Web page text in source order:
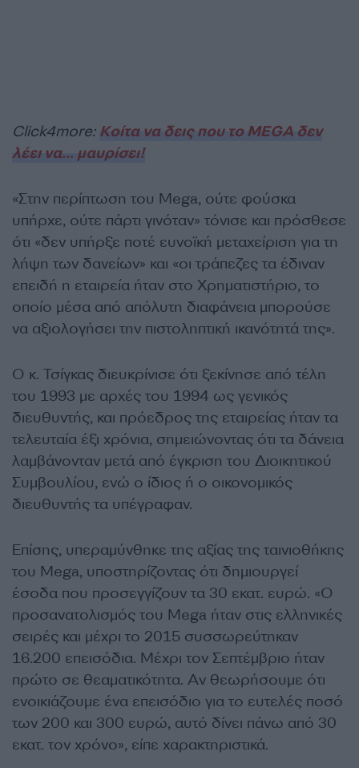
Click4more: Κοίτα να δεις που το MEGA δεν
λέει να… μαυρίσει!
«Στην περίπτωση του Mega, ούτε φούσκα
υπήρχε, ούτε πάρτι γινόταν» τόνισε και πρόσθεσε
ότι «δεν υπήρξε ποτέ ευνοϊκή μεταχείριση για τη
λήψη των δανείων» και «οι τράπεζες τα έδιναν
επειδή η εταιρεία ήταν στο Χρηματιστήριο, το
οποίο μέσα από απόλυτη διαφάνεια μπορούσε
να αξιολογήσει την πιστοληπτική ικανότητά της».
Ο κ. Τσίγκας διευκρίνισε ότι ξεκίνησε από τέλη
του 1993 με αρχές του 1994 ως γενικός
διευθυντής, και πρόεδρος της εταιρείας ήταν τα
τελευταία έξι χρόνια, σημειώνοντας ότι τα δάνεια
λαμβάνονταν μετά από έγκριση του Διοικητικού
Συμβουλίου, ενώ ο ίδιος ή ο οικονομικός
διευθυντής τα υπέγραφαν.
Επίσης, υπεραμύνθηκε της αξίας της ταινιοθήκης
του Mega, υποστηρίζοντας ότι δημιουργεί
έσοδα που προσεγγίζουν τα 30 εκατ. ευρώ. «Ο
προσανατολισμός του Mega ήταν στις ελληνικές
σειρές και μέχρι το 2015 συσσωρεύτηκαν
16.200 επεισόδια. Μέχρι τον Σεπτέμβριο ήταν
πρώτο σε θεαματικότητα. Αν θεωρήσουμε ότι
ενοικιάζουμε ένα επεισόδιο για το ευτελές ποσό
των 200 και 300 ευρώ, αυτό δίνει πάνω από 30
εκατ. τον χρόνο», είπε χαρακτηριστικά.